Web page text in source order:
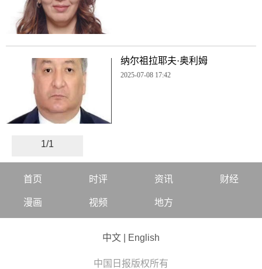
纳尔祖拉耶夫·奥利姆
2025-07-08 17:42
1/1
首页 时评 资讯 财经
漫画 视频 地方
中文 English
中国日报版权所有